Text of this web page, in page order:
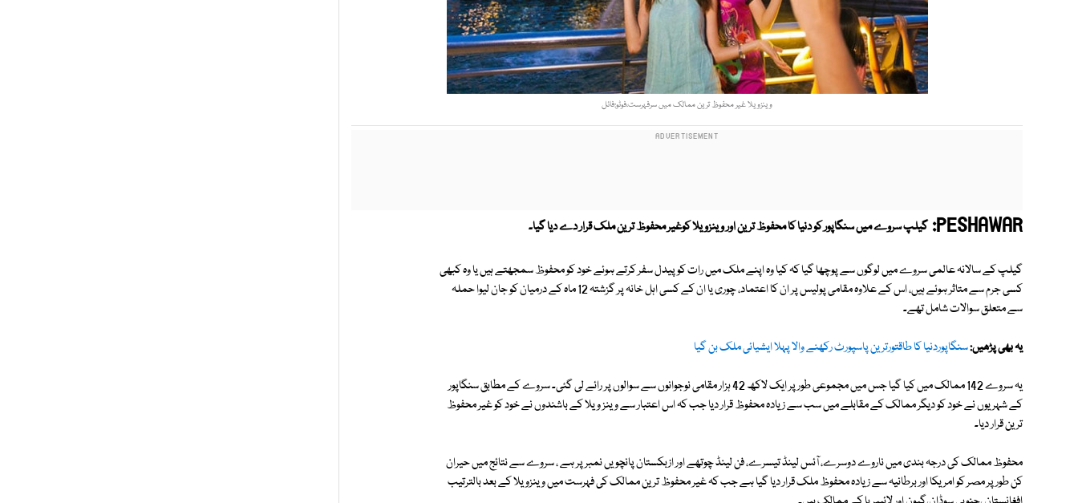
وینزویلا غیر محفوظ ترین ممالک میں سرفہرست،فوٹو:فائل
PESHAWAR: گیلپ سروے میں سنگاپور کو دنیا کا محفوظ ترین اور وینزویلا کوغیر محفوظ ترین ملک قرار دے دیا گیا۔
گیلپ کے سالانہ عالمی سروے میں لوگوں سے پوچھا گیا کہ کیا وہ اپنے ملک میں رات کو پیدل سفر کرتے ہوئے خود کو محفوظ سمجھتے ہیں یا وہ کبھی
کسی جرم سے متاثر ہوئے ہیں، اس کے علاوہ مقامی پولیس پر ان کا اعتماد، چوری یا ان کے کسی اہل خانہ پر گزشتہ 12 ماہ کے درمیان کو جان لیوا حملہ
سے متعلق سوالات شامل تھے۔
یہ بھی پڑھیں:سنگاپوردنیا کا طاقتورترین پاسپورٹ رکھنے والا پہلا ایشیائی ملک بن گیا
یہ سروے 142 ممالک میں کیا گیا جس میں مجموعی طور پر ایک لاکھ 42 ہزار مقامی نوجوانوں سے سوالوں پر رائے لی گئی۔ سروے کے مطابق سنگاپور
کے شہریوں نے خود کو دیگر ممالک کے مقابلے میں سب سے زیادہ محفوظ قرار دیا جب کہ اس اعتبار سے وینز ویلا کے باشندوں نے خود کو غیر محفوظ
ترین قرار دیا۔
محفوظ ممالک کی درجہ بندی میں ناروے دوسرے، آئس لینڈ تیسرے، فن لینڈ چوتھے اور ازبکستان پانچویں نمبر پر ہے ، سروے سے نتائج میں حیران
کن طور پر مصر کو امریکا اور برطانیہ سے زیادہ محفوظ ملک قرار دیا گیا ہے جب کہ غیر محفوظ ترین ممالک کی فہرست میں وینزویلا کے بعد بالترتیب